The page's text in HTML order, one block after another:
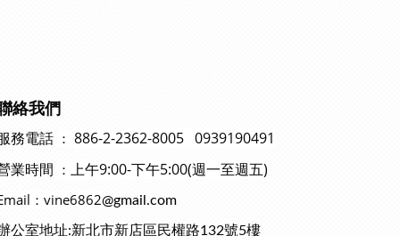
絡我們
務電話 ： 886-2-2362-8005 0939190491
業時間 ： 上午9:00-下午5:00(週一至週五)
：vine6862@gmail.com
公室地址:新北市新店區民權路132號5樓